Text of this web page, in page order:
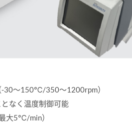
-30～150℃/350～1200rpm）
なく温度制御可能
大5℃/min）